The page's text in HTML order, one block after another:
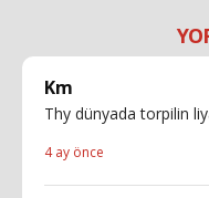
Km
Thy dünyada torpilin
4 ay önce